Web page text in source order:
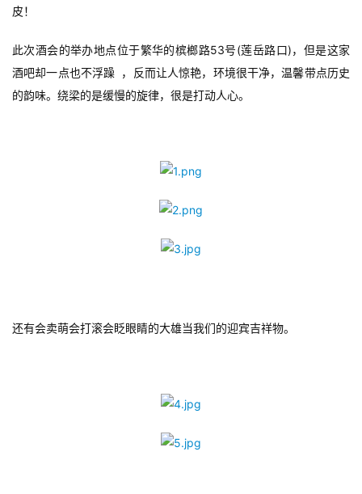
首
皮！
此次酒会的举办地点位于繁华的槟榔路53号(莲岳路口)，但是这家
酒吧却一点也不浮躁  ，反而让人惊艳，环境很干净，温馨带点历史
的韵味。绕梁的是缓慢的旋律，很是打动人心。
还有会卖萌会打滚会眨眼睛的大雄当我们的迎宾吉祥物。